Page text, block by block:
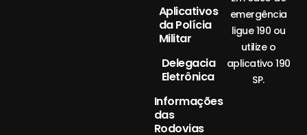
Aplicativos
da Polícia
Militar
Delegacia
Eletrônica
Informações
das
Rodovias
emergência
ligue 190 ou
utilize o
aplicativo 190
SP.